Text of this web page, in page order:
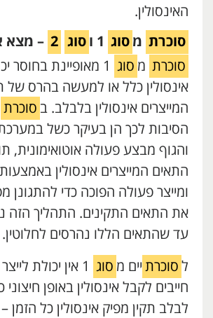
האינסולין.
סוכרת מסוג סוג 2 – מצא
סוכרת מ סוג
1 מאופיינת בחוסר
אינסולין כלל או למעשה בהרס של
המייצרים אינסולין בלבלב. ב סוכרת
הסיבות לכך הן בעיקר כשל
והגוף מבצע פעולה אוטואימונית,
התאים המייצרים אינסולין
ומייצר פעולה הפוכה כדי להתגונן
את התאים התקינים. התהליך הזה
עד שהתאים הללו נהרסים לחלוטין.
ל סוכרת יים מ סוג
1 אין יכולת
חייבים לקבל אינסולין באופן חיצוני
לבלב תקין מפיק אינסולין כל הזמן